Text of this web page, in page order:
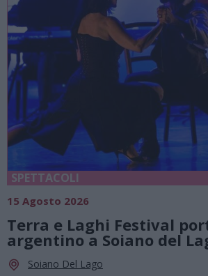
SPETTACOLI
15 Agosto 2026
Terra e Laghi Festival
argentino a Soiano del
Soiano Del Lago